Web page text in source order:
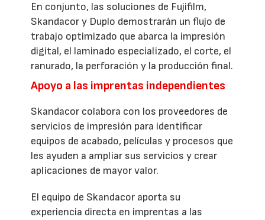
En conjunto, las soluciones de Fujifilm,
Skandacor y Duplo demostrarán un flujo de
trabajo optimizado que abarca la impresión
digital, el laminado especializado, el corte, el
ranurado, la perforación y la producción final.
Apoyo a las imprentas independientes
Skandacor colabora con los proveedores de
servicios de impresión para identificar
equipos de acabado, películas y procesos que
les ayuden a ampliar sus servicios y crear
aplicaciones de mayor valor.
El equipo de Skandacor aporta su
experiencia directa en imprentas a las